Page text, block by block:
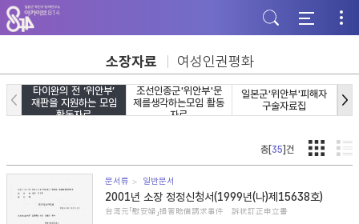
주
메
뉴
가
기
본
문
바
기
하
단
바
기
소장자료 여성인권평화
타이완의 전 ‘위안부’
재판을 지원하는 모임
활동자료
조선인종군'위안부'문
제를생각하는모임 활동
자료
일본군'위안부'피해자
구술자료집
일
총[35]건
문서류 일반문서
2001년 소장 정정신청서(1999년(나)제15638호)
台湾元「慰安婦」損害賠償請求事件 訴状訂正申立書